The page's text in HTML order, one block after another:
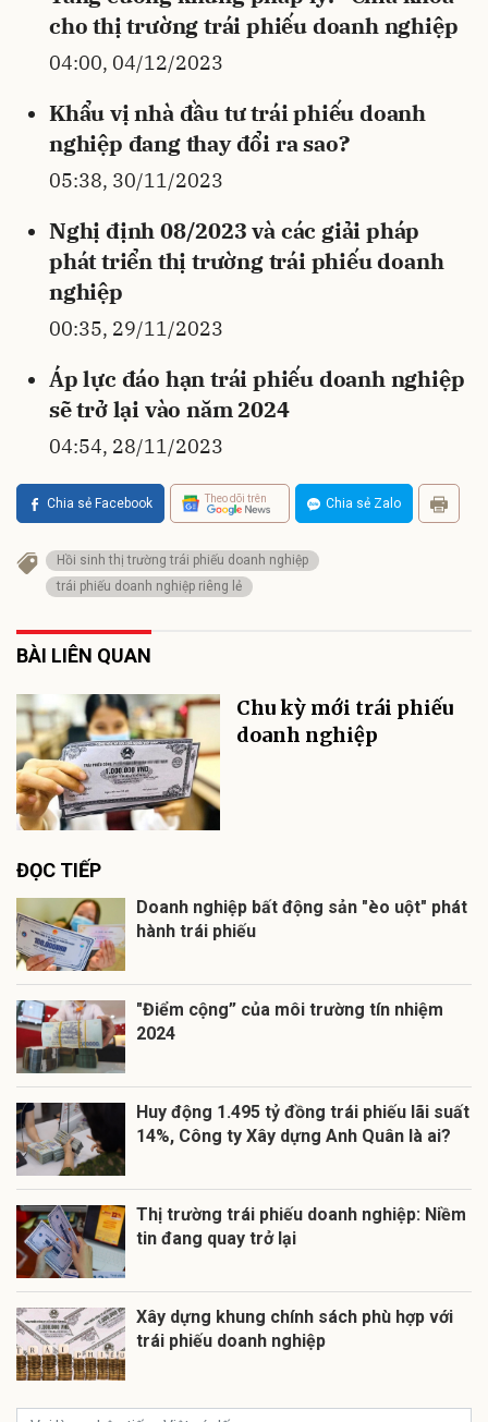
cho thị trường trái phiếu doanh nghiệp
04:00, 04/12/2023
Khẩu vị nhà đầu tư trái phiếu doanh
nghiệp đang thay đổi ra sao?
05:38, 30/11/2023
Nghị định 08/2023 và các giải pháp
phát triển thị trường trái phiếu doanh
nghiệp
00:35, 29/11/2023
Áp lực đáo hạn trái phiếu doanh nghiệp
sẽ trở lại vào năm 2024
04:54, 28/11/2023
Chia sẻ Facebook Theo dõi trên Chia sẻ Zalo
Hồi sinh thị trường trái phiếu doanh nghiệp
trái phiếu doanh nghiệp riêng lẻ
BÀI LIÊN QUAN
Chu kỳ mới trái phiếu
doanh nghiệp
ĐỌC TIẾP
Doanh nghiệp bất động sản "èo uột" phát
hành trái phiếu
"Điểm cộng” của môi trường tín nhiệm
2024
Huy động 1.495 tỷ đồng trái phiếu lãi suất
14%, Công ty Xây dựng Anh Quân là ai?
Thị trường trái phiếu doanh nghiệp: Niềm
tin đang quay trở lại
Xây dựng khung chính sách phù hợp với
trái phiếu doanh nghiệp